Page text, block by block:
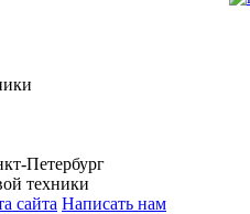
Петербург
техники
сайта Написать нам